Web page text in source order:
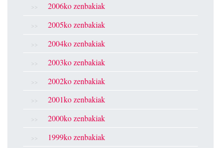
2006ko zenbakiak
2005ko zenbakiak
2004ko zenbakiak
2003ko zenbakiak
2002ko zenbakiak
2001ko zenbakiak
2000ko zenbakiak
1999ko zenbakiak